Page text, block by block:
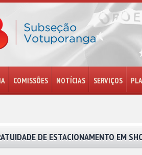
COMISSÕES NOTÍCIAS SERVIÇOS
DE ESTACIONAMENTO EM